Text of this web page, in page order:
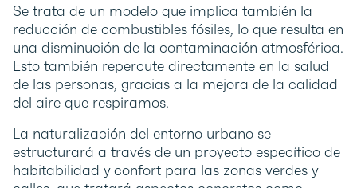
Se trata de un modelo que implica también la
reducción de combustibles fósiles, lo que resulta en
una disminución de la contaminación atmosférica.
Esto también repercute directamente en la salud
de las personas, gracias a la mejora de la calidad
del aire que respiramos.
La naturalización del entorno urbano se
estructurará a través de un proyecto específico de
habitabilidad y confort para las zonas verdes y